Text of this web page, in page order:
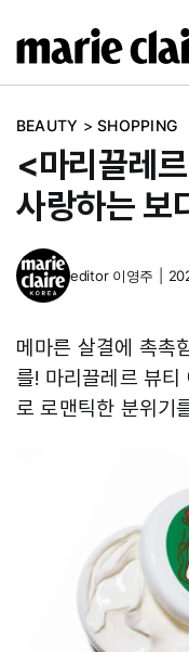
텐
기
BEAUTY > SHOPPING
<마리끌레
사랑하는 보
editor 이영주
메마른 살결에 촉촉
를! 마리끌레르 뷰
로 로맨틱한 분위기